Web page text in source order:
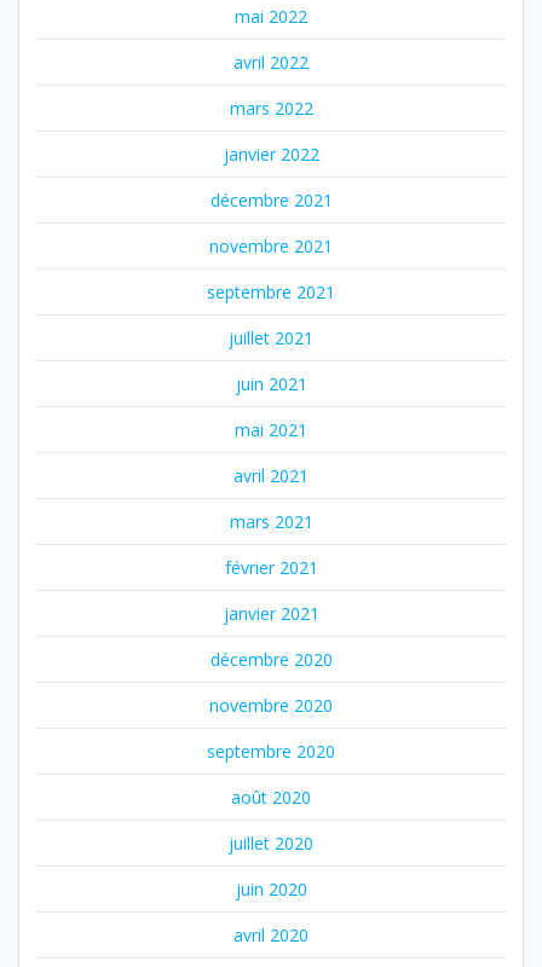
mai 2022
avril 2022
mars 2022
janvier 2022
décembre 2021
novembre 2021
septembre 2021
juillet 2021
juin 2021
mai 2021
avril 2021
mars 2021
février 2021
janvier 2021
décembre 2020
novembre 2020
septembre 2020
août 2020
juillet 2020
juin 2020
avril 2020